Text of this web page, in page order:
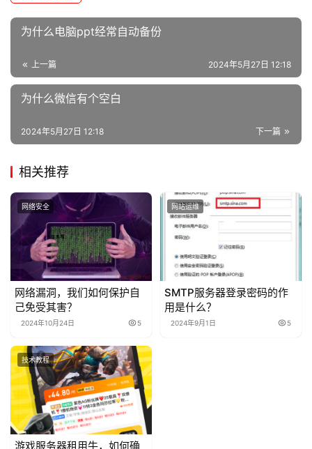
为什么电脑ppt经常自动备份
上一篇 2024年5月27日 12:18
为什么微信有个空白
下一篇
2024年5月27日 12:18
相关推荐
网络安全
网络漏洞，我们如何保护自
己免受其害？
2024年10月24日 5
网站运维
SMTP服务器登录密码的作
用是什么？
2024年9月1日 5
技术教程
游戏服务器租用牛，如何确